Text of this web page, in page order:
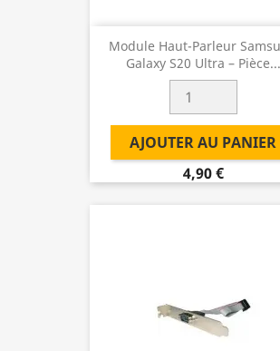
Module Haut-Parleur
Galaxy S20 Ultra – Pièce...
AJOUTER AU PANIER
4,90 €